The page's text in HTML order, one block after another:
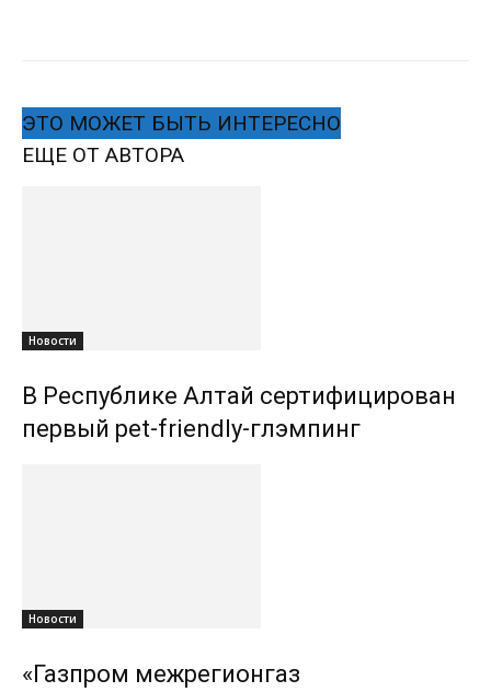
ЭТО МОЖЕТ БЫТЬ ИНТЕРЕСНО
ЕЩЕ ОТ АВТОРА
Новости
В Республике Алтай сертифицирован
первый pet-friendly-глэмпинг
Новости
«Газпром межрегионгаз